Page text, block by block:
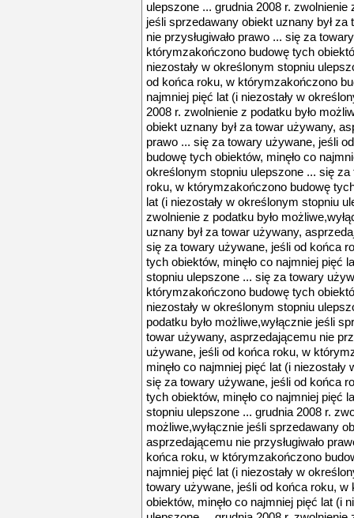
ulepszone ... grudnia 2008 r. zwolnienie
jeśli sprzedawany obiekt uznany był
nie przysługiwało prawo ... się za
którymzakończono budowę tych
niezostały w określonym stopniu
od końca roku, w którymzakończono
najmniej pięć lat (i niezostały w
2008 r. zwolnienie z podatku było
obiekt uznany był za towar używany,
prawo ... się za towary używane, jeśli
budowę tych obiektów, minęło co
określonym stopniu ulepszone ... się
roku, w którymzakończono budowę
lat (i niezostały w określonym stopniu
zwolnienie z podatku było
uznany był za towar używany,
się za towary używane, jeśli od końca
tych obiektów, minęło co najmniej pięć
stopniu ulepszone ... się za towary
którymzakończono budowę tych
niezostały w określonym stopniu
podatku było możliwe,wyłącznie jeśli
towar używany, asprzedającemu nie
używane, jeśli od końca roku, w
minęło co najmniej pięć lat (i
się za towary używane, jeśli od końca
tych obiektów, minęło co najmniej pięć
stopniu ulepszone ... grudnia 2008 r.
możliwe,wyłącznie jeśli sprzedawany
asprzedającemu nie przysługiwało
końca roku, w którymzakończono
najmniej pięć lat (i niezostały w
towary używane, jeśli od końca roku,
obiektów, minęło co najmniej pięć lat (i